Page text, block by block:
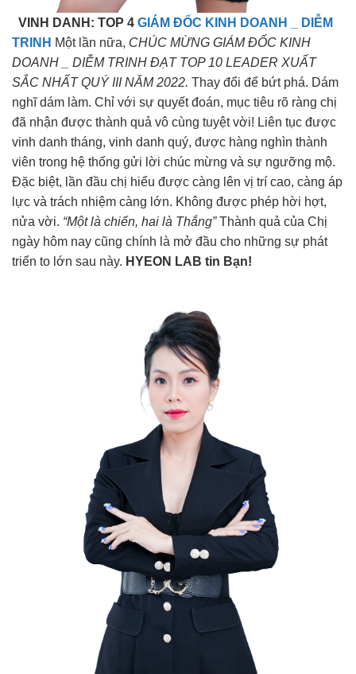
VINH DANH: TOP 4 GIÁM ĐỐC KINH DOANH _ DIỄM
TRINH Một lần nữa, CHÚC MỪNG GIÁM ĐỐC KINH
DOANH _ DIỄM TRINH ĐẠT TOP 10 LEADER XUẤT
SẮC NHẤT QUÝ III NĂM 2022. Thay đổi để bứt phá. Dám
nghĩ dám làm. Chỉ với sự quyết đoán, mục tiêu rõ ràng chị
đã nhận được thành quả vô cùng tuyệt vời! Liên tục được
vinh danh tháng, vinh danh quý, được hàng nghìn thành
viên trong hệ thống gửi lời chúc mừng và sự ngưỡng mộ.
Đặc biệt, lần đầu chị hiểu được càng lên vị trí cao, càng áp
lực và trách nhiệm càng lớn. Không được phép hời hợt,
nửa vời. “Một là chiến, hai là Thắng”Thành quả của Chị
ngày hôm nay cũng chính là mở đầu cho những sự phát
triển to lớn sau này. HYEON LAB tin Bạn!